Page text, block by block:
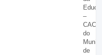
–
do
de